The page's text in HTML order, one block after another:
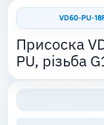
VD60-PU-
Присоска
PU, різьба